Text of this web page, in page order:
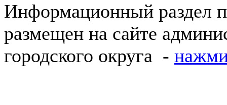
Информационный раздел
размещен на сайте
городского округа -